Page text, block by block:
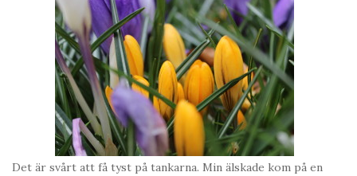
Det är svårt att få tyst på tankarna. Min älskade kom på en